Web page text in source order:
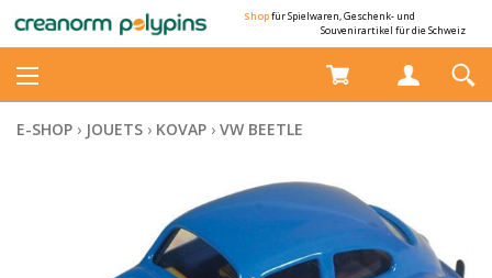
Shopfür Spielwaren, Geschenk- und
Souvenirartikel für die Schweiz
E-SHOP › JOUETS › KOVAP › VW BEETLE